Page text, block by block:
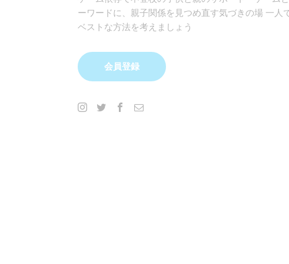
ーワードに、親子関係を見つめ直す気づきの場 一人
ベストな方法を考えましょう
会員登録